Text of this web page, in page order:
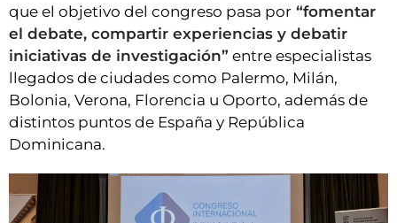
que el objetivo del congreso pasa por “fomentar
el debate, compartir experiencias y debatir
iniciativas de investigación” entre especialistas
llegados de ciudades como Palermo, Milán,
Bolonia, Verona, Florencia u Oporto, además de
distintos puntos de España y República
Dominicana.